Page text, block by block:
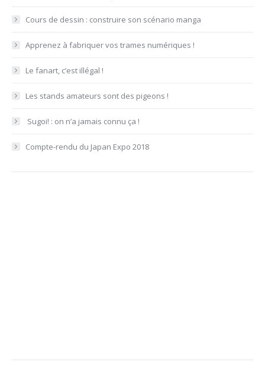
Cours de dessin : construire son scénario manga
Apprenez à fabriquer vos trames numériques !
Le fanart, c’est illégal !
Les stands amateurs sont des pigeons !
​ Sugoi! : on n’a jamais connu ça !
Compte-rendu du Japan Expo 2018